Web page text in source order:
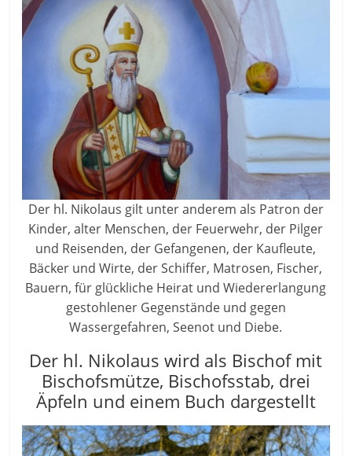
Der hl. Nikolaus gilt unter anderem als Patron der
Kinder, alter Menschen, der Feuerwehr, der Pilger
und Reisenden, der Gefangenen, der Kaufleute,
Bäcker und Wirte, der Schiffer, Matrosen, Fischer,
Bauern, für glückliche Heirat und Wiedererlangung
gestohlener Gegenstände und gegen
Wassergefahren, Seenot und Diebe.
Der hl. Nikolaus wird als Bischof mit
Bischofsmütze, Bischofsstab, drei
Äpfeln und einem Buch dargestellt